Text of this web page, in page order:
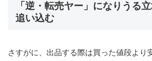
「逆・転売ヤー」になりうる
追い込む
さすがに、出品する際は買った値段より